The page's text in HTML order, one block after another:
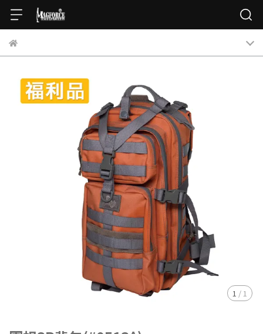
1 / 1